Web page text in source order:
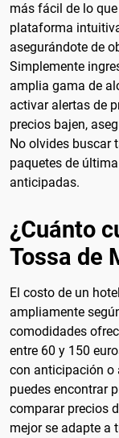
más fácil de lo
plataforma
asegurándote de
Simplemente
amplia gama de
activar alertas de
precios bajen,
No olvides buscar
paquetes de
anticipadas.
¿Cuánto
Tossa de
El costo de un
ampliamente
comodidades
entre 60 y 150
con anticipación o
puedes encontrar
comparar precios
mejor se adapte a